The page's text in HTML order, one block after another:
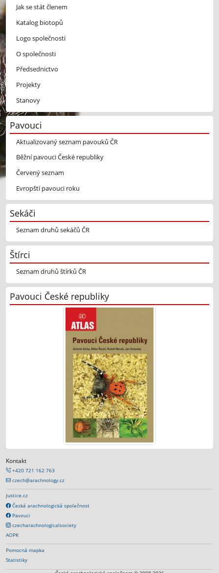
Jak se stát členem
Katalog biotopů
Logo společnosti
O společnosti
Předsednictvo
Projekty
Stanovy
Pavouci
Aktualizovaný seznam pavouků ČR
Běžní pavouci České republiky
Červený seznam
Evropští pavouci roku
Sekáči
Seznam druhů sekáčů ČR
Štírci
Seznam druhů štírků ČR
Pavouci České republiky
Kontakt
+420 721 162 763
czech@arachnology.cz
Justice.cz
Česká arachnologická společnost
Pavouci
czecharachnologicalsociety
AOPK
Pomocná mapka
Statistiky